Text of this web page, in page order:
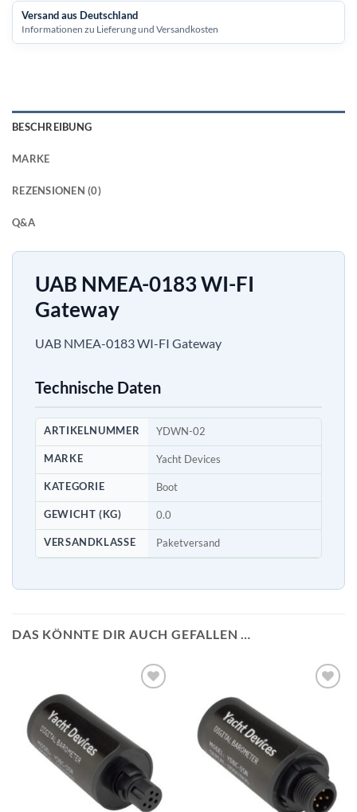
Versand aus Deutschland
Informationen zu Lieferung und Versandkosten
BESCHREIBUNG
MARKE
REZENSIONEN (0)
Q&A
UAB NMEA-0183 WI-FI
Gateway
UAB NMEA-0183 WI-FI Gateway
Technische Daten
ARTIKELNUMMER YDWN-02
MARKE Yacht Devices
KATEGORIE Boot
GEWICHT (KG) 0.0
VERSANDKLASSE Paketversand
DAS KÖNNTE DIR AUCH GEFALLEN …